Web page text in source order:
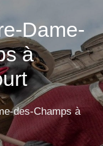
Dame-
à
des-Champs à